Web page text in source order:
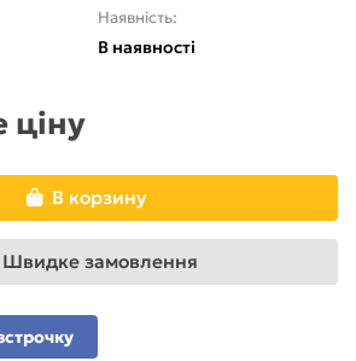
Наявність:
В наявності
ціну
В корзину
Швидке замовлення